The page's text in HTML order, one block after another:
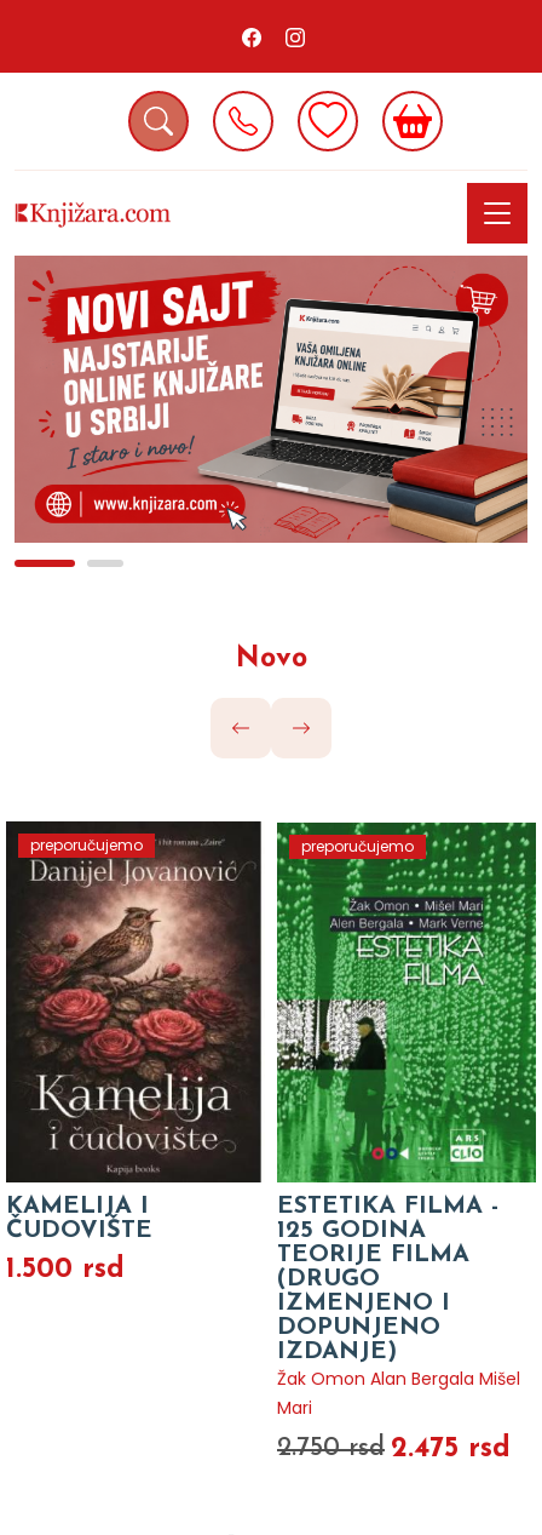
Novo
preporučujemo
KAMELIJA I
ČUDOVIŠTE
1.500 rsd
preporučujemo
ESTETIKA FILMA -
125 GODINA
TEORIJE FILMA
(DRUGO
IZMENJENO I
DOPUNJENO
IZDANJE)
Žak Omon Alan Bergala Mišel
Mari
2.750 rsd 2.475 rsd